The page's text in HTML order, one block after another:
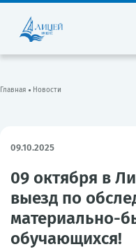
Главная Новости
09.10.2025
09 октября в
выезд по
материально-
обучающихся!